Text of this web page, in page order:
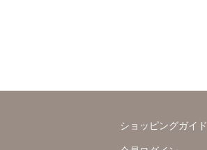
ショッピングガイド